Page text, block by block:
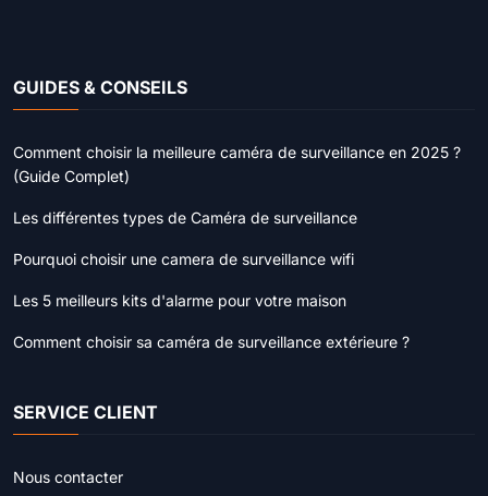
GUIDES & CONSEILS
Comment choisir la meilleure caméra de surveillance en 2025 ?
(Guide Complet)
Les différentes types de Caméra de surveillance
Pourquoi choisir une camera de surveillance wifi
Les 5 meilleurs kits d'alarme pour votre maison
Comment choisir sa caméra de surveillance extérieure ?
SERVICE CLIENT
Nous contacter